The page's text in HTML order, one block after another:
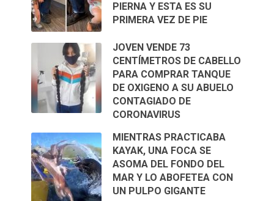
PIERNA Y ESTA ES SU
PRIMERA VEZ DE PIE
JOVEN VENDE 73
CENTÍMETROS DE CABELLO
PARA COMPRAR TANQUE
DE OXIGENO A SU ABUELO
CONTAGIADO DE
CORONAVIRUS
MIENTRAS PRACTICABA
KAYAK, UNA FOCA SE
ASOMA DEL FONDO DEL
MAR Y LO ABOFETEA CON
UN PULPO GIGANTE